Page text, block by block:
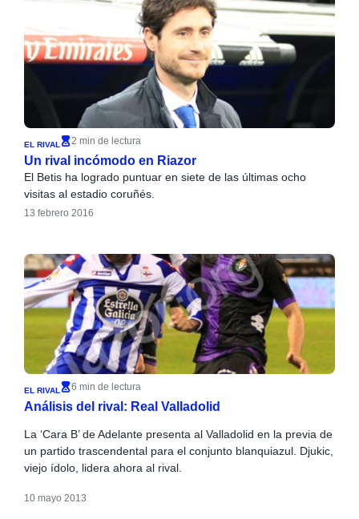
EL RIVAL 2 min de lectura
Un rival incómodo en Riazor
El Betis ha logrado puntuar en siete de las últimas ocho
visitas al estadio coruñés.
13 febrero 2016
EL RIVAL 6 min de lectura
Análisis del rival: Real Valladolid
La ‘Cara B’ de Adelante presenta al Valladolid en la previa de
un partido trascendental para el conjunto blanquiazul. Djukic,
viejo ídolo, lidera ahora al rival.
10 mayo 2013